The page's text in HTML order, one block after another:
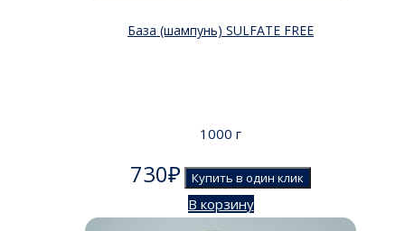
База (шампунь) SULFATE FREE
1000 г
730₽ Купить в один клик
В корзину